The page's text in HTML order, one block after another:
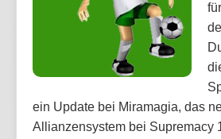
ein Update bei Miramagia, das
Allianzensystem bei Supremacy